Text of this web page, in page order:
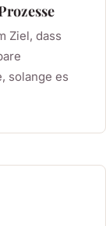
Ziel, dass
solange es